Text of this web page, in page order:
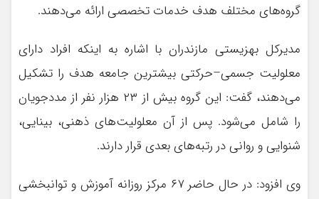
گروه‌های مختلف هدف خدمات تخصصی ارائه می‌دهند.
مدیرکل بهزیستی مازندران با اشاره به اینکه افراد دارای
معلولیت جسمی‌–‌حرکتی بیشترین جامعه هدف را تشکیل
می‌دهند، گفت: این گروه بیش از ۲۳ هزار نفر از مددجویان
را شامل می‌شود. پس از آن معلولیت‌های ذهنی، بینایی،
شنوایی و روانی در رتبه‌های بعدی قرار دارند.
وی افزود: در حال حاضر ۶۷ مرکز روزانه آموزش و توانبخشی